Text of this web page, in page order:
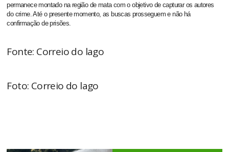
permanece montado na região de mata com o objetivo de capturar os autores
do crime. Até o presente momento, as buscas prosseguem e não há
confirmação de prisões.
Fonte: Correio do lago
Foto: Correio do lago